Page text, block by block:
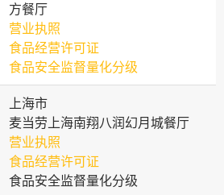
方餐厅
营业执照
食品经营许可证
食品安全监督量化分级
上海市
麦当劳上海南翔八润幻月城餐厅
营业执照
食品经营许可证
食品安全监督量化分级